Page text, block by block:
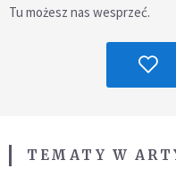
Tu możesz nas wesprzeć.
TEMATY W